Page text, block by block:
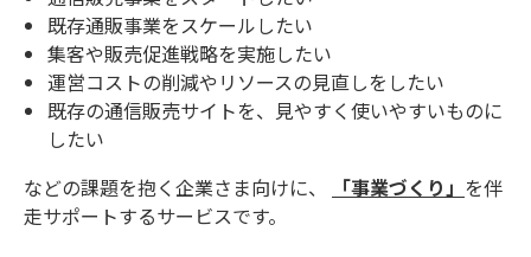
既存通販事業をスケールしたい
集客や販売促進戦略を実施したい
運営コストの削減やリソースの見直しをしたい
既存の通信販売サイトを、見やすく使いやすいものに
したい
などの課題を抱く企業さま向けに、
「事業づくり」 を伴
走サポートするサービスです。